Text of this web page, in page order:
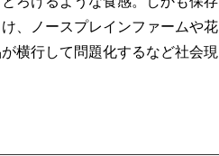
、ノースプレインファームや花
横行して問題化するなど社会現